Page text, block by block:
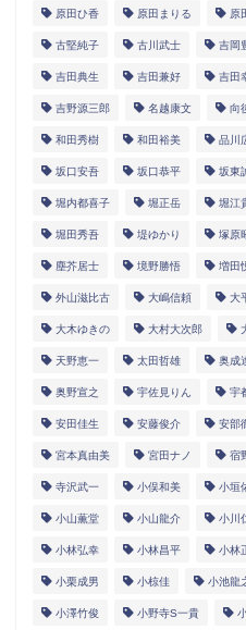
原田ひ香 原田まりる 原
古堅純子 古川武士 吉岡
吉田典生 吉田兼好 吉田
吉野源三郎 名越康文 向
和田秀樹 和田裕美 品川
坂口安吾 坂口恭平 坂東
堀内都喜子 堀正岳 堀江
堀田秀吾 堤ゆかり 塚原
塵芥居士 境野勝悟 増田
外山滋比古 大嶋信頼 大
大木ゆきの 大村大次郎
天野恵一 太田哲雄 奥成
奥野宣之 宇佐見りん 宇
安田佳生 安藤俊介 安部
宮本真由美 宮田ナノ 宿
寺沢武一 小俣和美 小垣
小山薫堂 小山龍介 小川
小林弘幸 小林昌平 小林
小栗成男 小椋佳 小池龍
小澤竹俊 小野寺S一貴